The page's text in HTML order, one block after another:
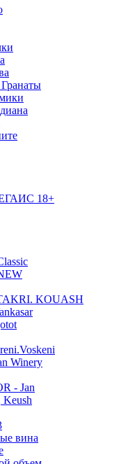
ЕГАИС 18+
KOUASH
Winery
- Jan
Keush
вина